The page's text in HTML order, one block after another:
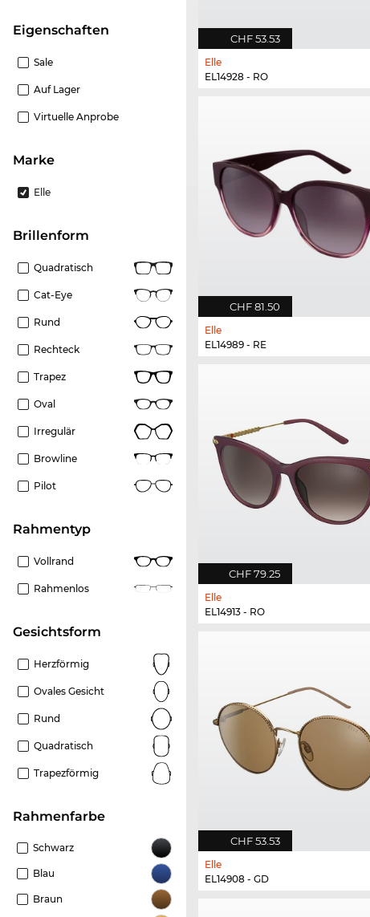
Eigenschaften
Sale
Auf Lager
Virtuelle Anprobe
Marke
Elle
Brillenform
Quadratisch
Cat-Eye
Rund
Rechteck
Trapez
Oval
Irregulär
Browline
Pilot
Rahmentyp
Vollrand
Rahmenlos
Gesichtsform
Herzförmig
Ovales Gesicht
Rund
Quadratisch
Trapezförmig
Rahmenfarbe
Schwarz
Blau
Braun
CHF 53.53
Elle
EL14928 - RO
CHF 81.50
Elle
EL14989 - RE
CHF 79.25
Elle
EL14913 - RO
CHF 53.53
Elle
EL14908 - GD